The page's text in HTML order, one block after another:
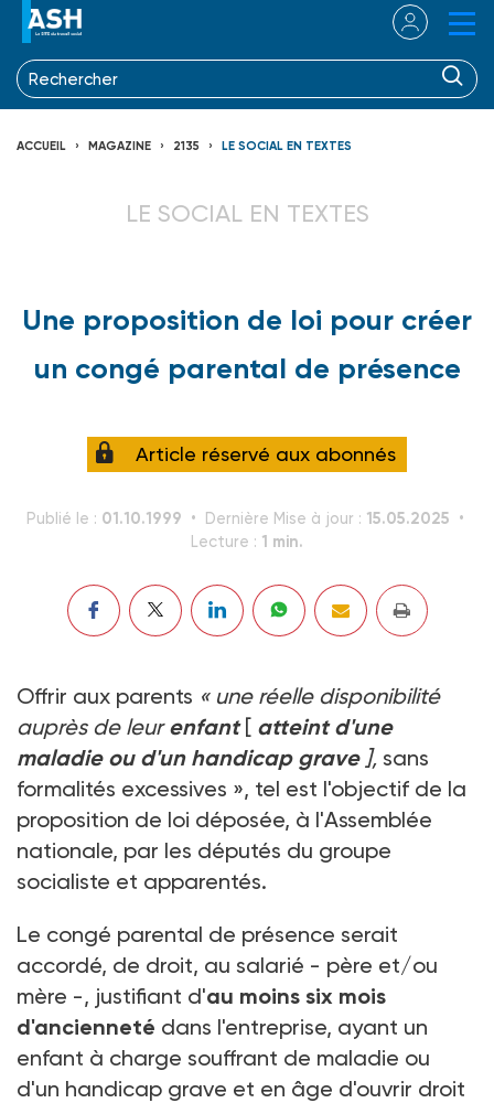
ACCUEIL MAGAZINE 2135 LE SOCIAL EN TEXTES
LE SOCIAL EN TEXTES
Une proposition de loi pour créer
un congé parental de présence
Article réservé aux abonnés
Publié le : 01.10.1999 Dernière Mise à jour : 15.05.2025
Lecture : 1 min.
Offrir aux parents « une réelle disponibilité
auprès de leur enfant[ atteint d'une
maladie ou d'un handicap grave ], sans
formalités excessives », tel est l'objectif de la
proposition de loi déposée, à l'Assemblée
nationale, par les députés du groupe
socialiste et apparentés.
Le congé parental de présence serait
accordé, de droit, au salarié - père et/ou
mère -, justifiant d'au moins six mois
d'ancienneté dans l'entreprise, ayant un
enfant à charge souffrant de maladie ou
d'un handicap grave et en âge d'ouvrir droit